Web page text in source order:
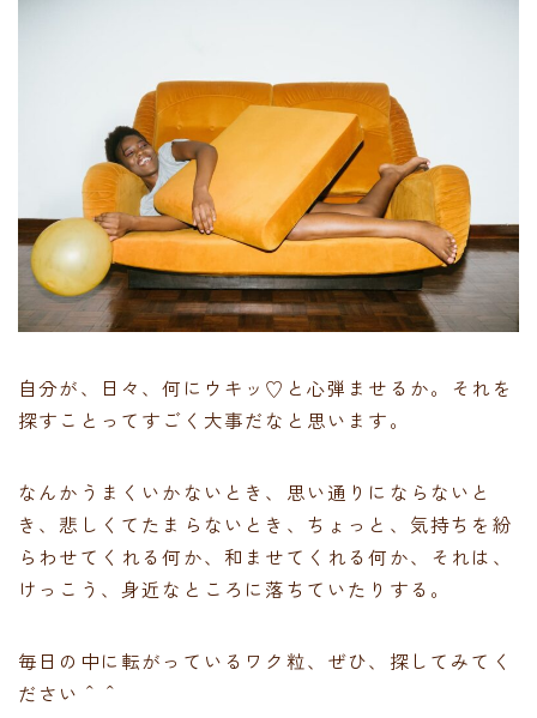
自分が、日々、何にウキッ♡と心弾ませるか。それを
探すことってすごく大事だなと思います。
なんかうまくいかないとき、思い通りにならないと
き、悲しくてたまらないとき、ちょっと、気持ちを紛
らわせてくれる何か、和ませてくれる何か、それは、
けっこう、身近なところに落ちていたりする。
毎日の中に転がっているワク粒、ぜひ、探してみてく
ださい＾＾